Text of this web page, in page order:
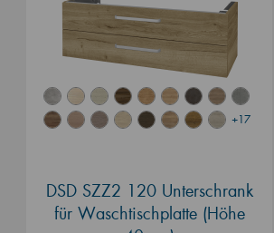
+17
DSD SZZ2 120 Unterschrank
für Waschtischplatte (Höhe